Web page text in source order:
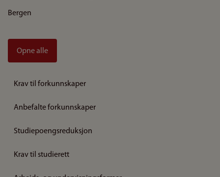
Bergen
Opne alle
Krav til forkunnskaper
Anbefalte forkunnskaper
Studiepoengsreduksjon
Krav til studierett